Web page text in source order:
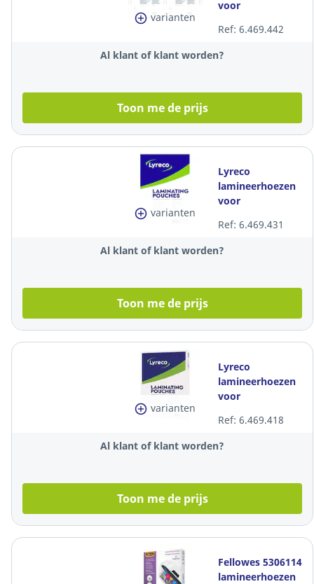
varianten
voor
A4, 150 (2x75)
micr, glanzend,
per 100
Ref: 6.469.442
Al klant of klant worden?
Toon me de prijs
varianten
Lyreco
lamineerhoezen
voor
A4, 250 (2x125)
mic, glanzend,
per 100
Ref: 6.469.431
Al klant of klant worden?
Toon me de prijs
varianten
Lyreco
lamineerhoezen
voor
A3, 150 (2x75)
mic, glanzend,
per 100
Ref: 6.469.418
Al klant of klant worden?
Toon me de prijs
Fellowes 5306114
lamineerhoezen